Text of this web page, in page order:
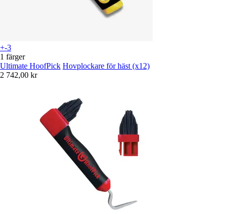
+-3
1 färger
Ultimate HoofPick Hovplockare för häst (x12)
2 742,00 kr